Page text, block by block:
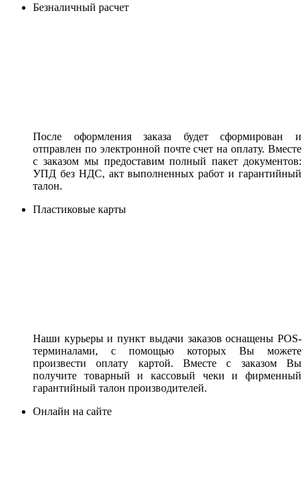
Безналичный расчет
После оформления заказа будет сформирован и
отправлен по электронной почте счет на оплату. Вместе
с заказом мы предоставим полный пакет документов:
УПД без НДС, акт выполненных работ и гарантийный
талон.
Пластиковые карты
Наши курьеры и пункт выдачи заказов оснащены POS-
терминалами, с помощью которых Вы можете
произвести оплату картой. Вместе с заказом Вы
получите товарный и кассовый чеки и фирменный
гарантийный талон производителей.
Онлайн на сайте